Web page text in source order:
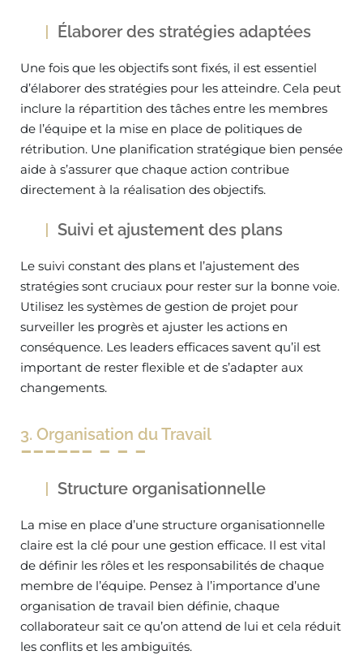
Élaborer des stratégies adaptées
Une fois que les objectifs sont fixés, il est essentiel
d’élaborer des stratégies pour les atteindre. Cela peut
inclure la répartition des tâches entre les membres
de l’équipe et la mise en place de politiques de
rétribution. Une planification stratégique bien pensée
aide à s’assurer que chaque action contribue
directement à la réalisation des objectifs.
Suivi et ajustement des plans
Le suivi constant des plans et l’ajustement des
stratégies sont cruciaux pour rester sur la bonne voie.
Utilisez les systèmes de gestion de projet pour
surveiller les progrès et ajuster les actions en
conséquence. Les leaders efficaces savent qu’il est
important de rester flexible et de s’adapter aux
changements.
3. Organisation du Travail
Structure organisationnelle
La mise en place d’une structure organisationnelle
claire est la clé pour une gestion efficace. Il est vital
de définir les rôles et les responsabilités de chaque
membre de l’équipe. Pensez à l’importance d’une
organisation de travail bien définie, chaque
collaborateur sait ce qu’on attend de lui et cela réduit
les conflits et les ambiguïtés.